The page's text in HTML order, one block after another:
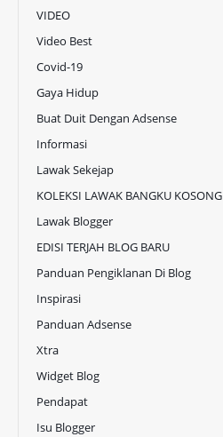
VIDEO
Video Best
Covid-19
Gaya Hidup
Buat Duit Dengan Adsense
Informasi
Lawak Sekejap
KOLEKSI LAWAK BANGKU KOSONG
Lawak Blogger
EDISI TERJAH BLOG BARU
Panduan Pengiklanan Di Blog
Inspirasi
Panduan Adsense
Xtra
Widget Blog
Pendapat
Isu Blogger